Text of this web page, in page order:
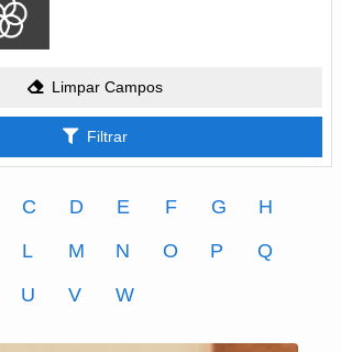
Limpar Campos
Filtrar
C D E F G
H
L M N O P
Q
U V W